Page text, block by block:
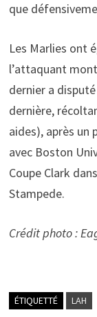
que
Les Marlies ont
l’attaquant
dernier a
dernière,
aides), après un
avec Boston
Coupe Clark
Stampede.
Crédit photo :
ÉTIQUETTÉ LAH